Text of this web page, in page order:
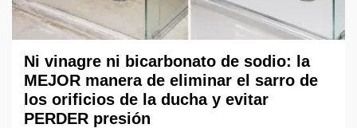
Ni vinagre ni bicarbonato de sodio: la
MEJOR manera de eliminar el sarro de
los orificios de la ducha y evitar
PERDER presión